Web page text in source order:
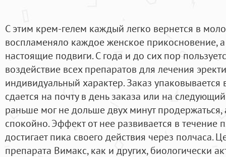
С этим крем-гелем каждый легко вернется в
воспламеняло каждое женское прикосновение,
настоящие подвиги. С года и до сих пор
воздействие всех препаратов для лечения
индивидуальный характер. Заказ
сдается на почту в день заказа или на
раньше мог не дольше двух минут
спокойно. Эффект от нее развивается в течение
достигает пика своего действия через полчаса.
препарата Вимакс, как и других, биологически